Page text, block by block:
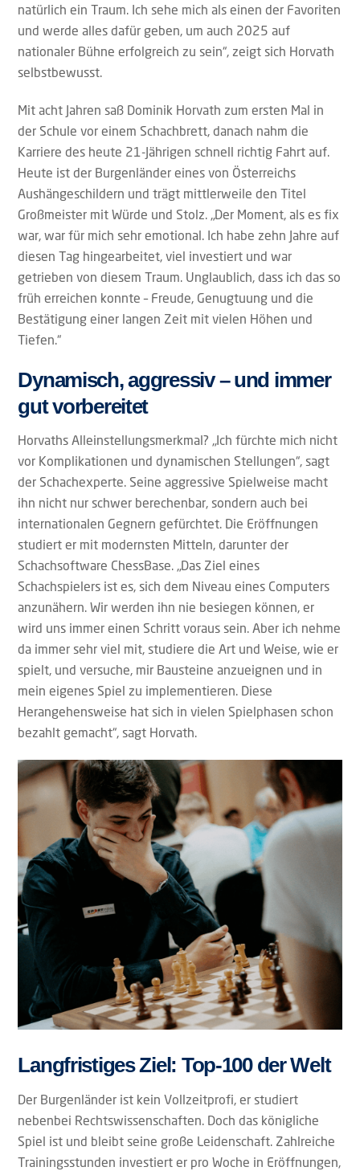
natürlich ein Traum. Ich sehe mich als einen der Favoriten
und werde alles dafür geben, um auch 2025 auf
nationaler Bühne erfolgreich zu sein“, zeigt sich Horvath
selbstbewusst.
Mit acht Jahren saß Dominik Horvath zum ersten Mal in
der Schule vor einem Schachbrett, danach nahm die
Karriere des heute 21-Jährigen schnell richtig Fahrt auf.
Heute ist der Burgenländer eines von Österreichs
Aushängeschildern und trägt mittlerweile den Titel
Großmeister mit Würde und Stolz. „Der Moment, als es fix
war, war für mich sehr emotional. Ich habe zehn Jahre auf
diesen Tag hingearbeitet, viel investiert und war
getrieben von diesem Traum. Unglaublich, dass ich das so
früh erreichen konnte – Freude, Genugtuung und die
Bestätigung einer langen Zeit mit vielen Höhen und
Tiefen.“
Dynamisch, aggressiv – und immer
gut vorbereitet
Horvaths Alleinstellungsmerkmal? „Ich fürchte mich nicht
vor Komplikationen und dynamischen Stellungen“, sagt
der Schachexperte. Seine aggressive Spielweise macht
ihn nicht nur schwer berechenbar, sondern auch bei
internationalen Gegnern gefürchtet. Die Eröffnungen
studiert er mit modernsten Mitteln, darunter der
Schachsoftware ChessBase. „Das Ziel eines
Schachspielers ist es, sich dem Niveau eines Computers
anzunähern. Wir werden ihn nie besiegen können, er
wird uns immer einen Schritt voraus sein. Aber ich nehme
da immer sehr viel mit, studiere die Art und Weise, wie er
spielt, und versuche, mir Bausteine anzueignen und in
mein eigenes Spiel zu implementieren. Diese
Herangehensweise hat sich in vielen Spielphasen schon
bezahlt gemacht“, sagt Horvath.
Langfristiges Ziel: Top-100 der Welt
Der Burgenländer ist kein Vollzeitprofi, er studiert
nebenbei Rechtswissenschaften. Doch das königliche
Spiel ist und bleibt seine große Leidenschaft. Zahlreiche
Trainingsstunden investiert er pro Woche in Eröffnungen,